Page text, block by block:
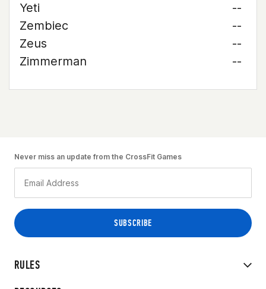
Yeti
--
Zembiec
--
Zeus
--
Zimmerman
--
RULES
Never miss an update from the CrossFit Games